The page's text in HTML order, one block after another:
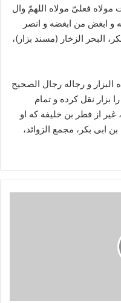
فعلیّ مولاه اللهمّ وال
و ابغض من ابغضه و انصر
البحر الزخار (مسند بزار)،
و رجاله رجال الصحیح
بزار نقل کرده و تمام
غیر از فطر بن خلیفه که او
ابی بکر، مجمع الزوائد،